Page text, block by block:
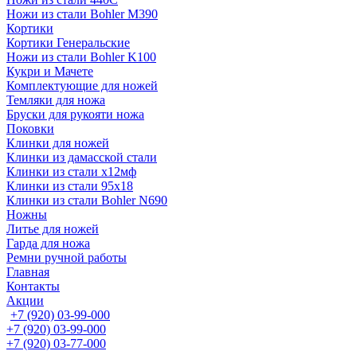
Ножи из стали Bohler M390
Кортики
Кортики Генеральские
Ножи из стали Bohler K100
Кукри и Мачете
Комплектующие для ножей
Темляки для ножа
Бруски для рукояти ножа
Поковки
Клинки для ножей
Клинки из дамасской стали
Клинки из стали х12мф
Клинки из стали 95х18
Клинки из стали Bohler N690
Ножны
Литье для ножей
Гарда для ножа
Ремни ручной работы
Главная
Контакты
Акции
+7 (920) 03-99-000
+7 (920) 03-99-000
+7 (920) 03-77-000